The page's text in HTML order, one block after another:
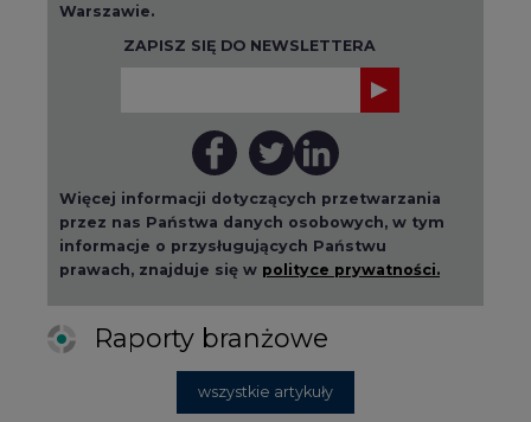
Warszawie.
ZAPISZ SIĘ DO NEWSLETTERA
Więcej informacji dotyczących przetwarzania
przez nas Państwa danych osobowych, w tym
informacje o przysługujących Państwu
prawach, znajduje się w polityce prywatności.
Raporty branżowe
wszystkie artykuły